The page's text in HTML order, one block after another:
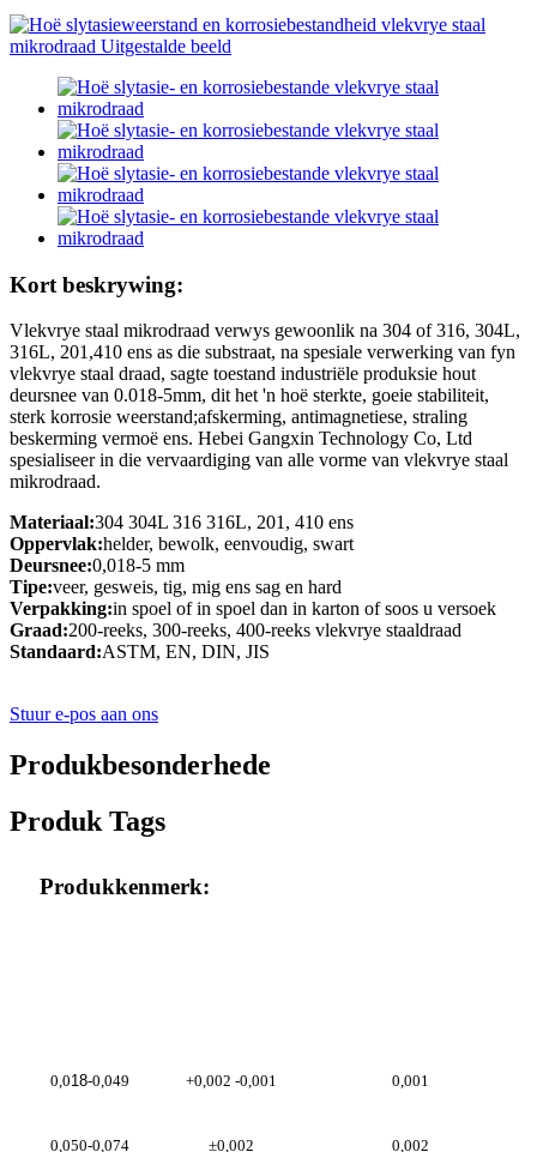
Kort beskrywing:
Vlekvrye staal mikrodraad verwys gewoonlik na 304 of 316, 304L,
316L, 201,410 ens as die substraat, na spesiale verwerking van fyn
vlekvrye staal draad, sagte toestand industriële produksie hout
deursnee van 0.018-5mm, dit het 'n hoë sterkte, goeie stabiliteit,
sterk korrosie weerstand;afskerming, antimagnetiese, straling
beskerming vermoë ens. Hebei Gangxin Technology Co, Ltd
spesialiseer in die vervaardiging van alle vorme van vlekvrye staal
mikrodraad.
Materiaal:304 304L 316 316L, 201, 410 ens
Oppervlak:helder, bewolk, eenvoudig, swart
Deursnee:0,018-5 mm
Tipe:veer, gesweis, tig, mig ens sag en hard
Verpakking:in spoel of in spoel dan in karton of soos u versoek
Graad:200-reeks, 300-reeks, 400-reeks vlekvrye staaldraad
Standaard:ASTM, EN, DIN, JIS
Stuur e-pos aan ons
Produkbesonderhede
Produk Tags
Produkkenmerk:
0,018-0,049 +0,002 -0,001 0,001
0,050-0,074 ±0,002 0,002